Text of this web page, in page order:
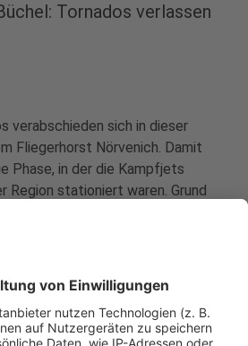
Tornados verlassen
verabschieden sich in dieser
Fliegerhorst Nörvenich. Damit
Phase, in der die Kampfjets
Region stationiert waren. Grund
war die umfassende
Heimatstandortes in
der Verantwortlichen verlaufen
Verlegungen nach Plan. Die
dauerhaft an ihren
in Rheinland-Pfalz zurück.